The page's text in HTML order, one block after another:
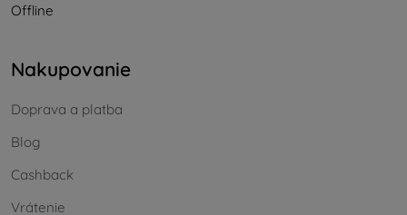
Offline
Nakupovanie
Doprava a platba
Blog
Cashback
Vrátenie